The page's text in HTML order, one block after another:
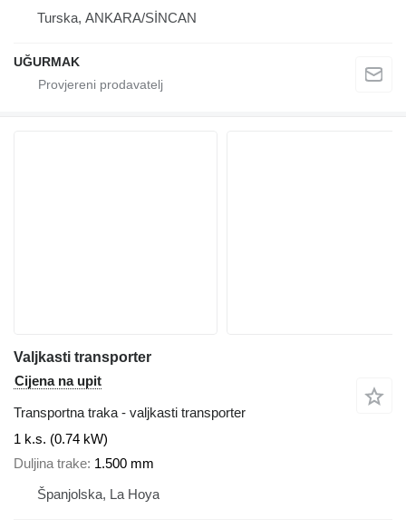
Turska, ANKARA/SİNCAN
UĞURMAK
Valjkasti transporter
Cijena na upit
Transportna traka - valjkasti transporter
1 k.s. (0.74 kW)
Duljina trake 1.500 mm
Španjolska, La Hoya